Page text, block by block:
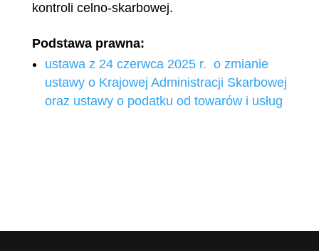
kontroli celno-skarbowej.
Podstawa prawna:
ustawa z 24 czerwca 2025 r. o zmianie
ustawy o Krajowej Administracji Skarbowej
oraz ustawy o podatku od towarów i usług